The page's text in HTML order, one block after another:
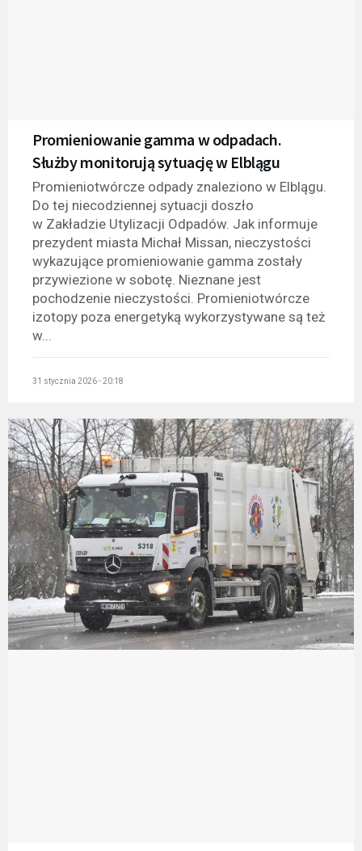
Promieniowanie gamma w odpadach.
Służby monitorują sytuację w Elblągu
Promieniotwórcze odpady znaleziono w Elblągu.
Do tej niecodziennej sytuacji doszło
w Zakładzie Utylizacji Odpadów. Jak informuje
prezydent miasta Michał Missan, nieczystości
wykazujące promieniowanie gamma zostały
przywiezione w sobotę. Nieznane jest
pochodzenie nieczystości. Promieniotwórcze
izotopy poza energetyką wykorzystywane są też
w...
31 stycznia 2026 - 20:18